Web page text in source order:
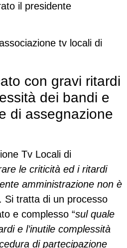
il presidente
con gravi ritardi
dei bandi e
di assegnazione
Tv Locali di
le criticità ed i ritardi
amministrazione non è
Si tratta di un processo
e complesso “sul quale
e l’inutile complessità
di partecipazione